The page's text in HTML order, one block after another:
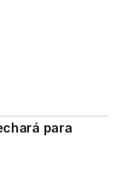
para